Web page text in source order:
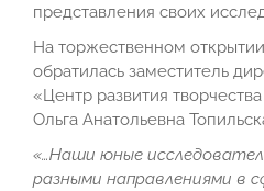
представления своих
На торжественном
обратилась заместитель
«Центр развития
Ольга Анатольевна
«…Наши юные
разными направлениями в